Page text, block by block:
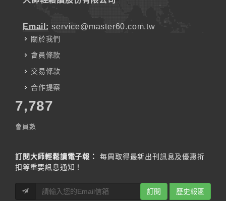
Email: service@master60.com.tw
關於我們
會員條款
交易條款
合作提案
7,787
會員數
訂閱大師輕鬆讀電子報：
每周取得最新出刊訊息及優惠折
扣等重要訊息通知！
訂閱 歷史報區